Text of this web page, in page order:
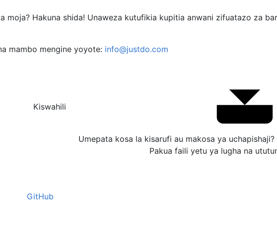
moja? Hakuna shida! Unaweza kutufikia kupitia anwani zifuatazo za
mambo mengine yoyote: info@justdo.com
Kiswahili
Umepata kosa la kisarufi au makosa ya uchapishaji?
Pakua faili yetu ya lugha na
GitHub